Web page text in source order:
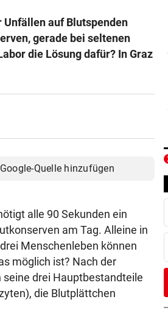
auf Blutspenden
gerade bei seltenen
die Lösung dafür? In Graz
Quelle hinzufügen
alle 90 Sekunden ein
am Tag. Alleine in
Menschenleben können
möglich ist? Nach der
drei Hauptbestandteile
die Blutplättchen